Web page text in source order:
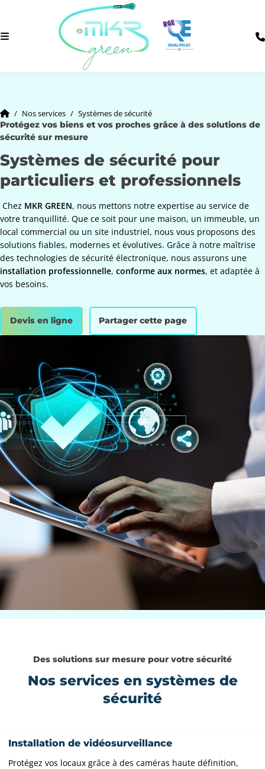
Nos services Systèmes de sécurité
Systèmes de sécurité pour
particuliers et professionnels
Protégez vos biens et vos proches grâce à des solutions de
sécurité sur mesure
Chez MKR GREEN, nous mettons notre expertise au service de
votre tranquillité. Que ce soit pour une maison, un immeuble, un
local commercial ou un site industriel, nous vous proposons des
solutions fiables, modernes et évolutives. Grâce à notre maîtrise
des technologies de sécurité électronique, nous assurons une
installation professionnelle, conforme aux normes, et adaptée à
vos besoins.
Devis en ligne Partager cette page
Nos services en systèmes de
sécurité
Des solutions sur mesure pour votre sécurité
Installation de vidéosurveillance
Protégez vos locaux grâce à des caméras haute définition,